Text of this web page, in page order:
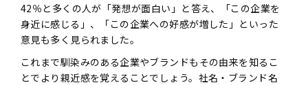
42％と多くの人が「発想が面白い」と答え、「この企業を
身近に感じる」、「この企業への好感が増した」といった
意見も多く見られました。
これまで馴染みのある企業やブランドもその由来を知るこ
とでより親近感を覚えることでしょう。社名・ブランド名